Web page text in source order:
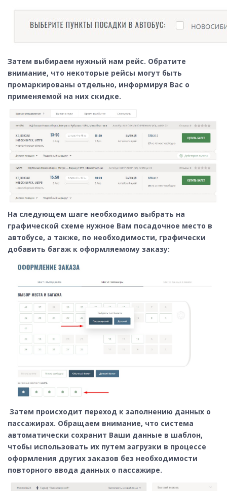
Затем выбираем нужный нам рейс. Обратите
внимание, что некоторые рейсы могут быть
промаркированы отдельно, информируя Вас о
применяемой на них скидке.
На следующем шаге необходимо выбрать на
графической схеме нужное Вам посадочное место в
автобусе, а также, по необходимости, графически
добавить багаж к оформляемому заказу:
Затем происходит переход к заполнению данных о
пассажирах. Обращаем внимание, что система
автоматически сохранит Ваши данные в шаблон,
чтобы использовать их путем загрузки в процессе
оформления других заказов без необходимости
повторного ввода данных о пассажире.